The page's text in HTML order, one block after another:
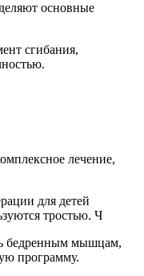
основные
сгибания,
лечение,
для детей
тростью. Ч
бедренным мышцам,
программу.